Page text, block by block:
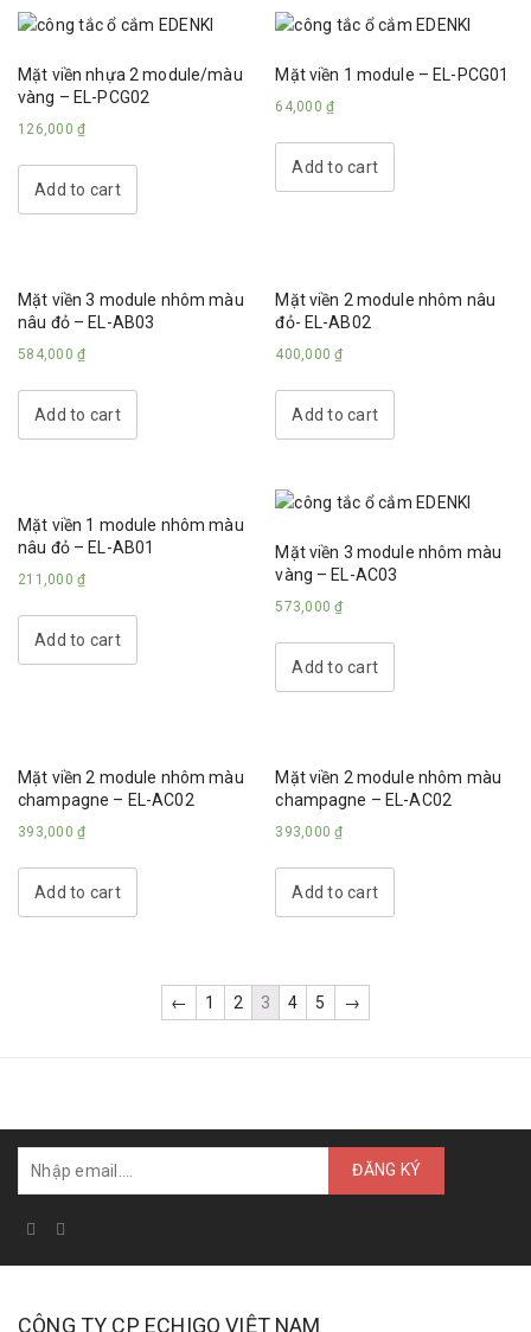
Mặt viền nhựa 2 module/màu
vàng – EL-PCG02
126,000 ₫
Add to cart
Mặt viền 1 module – EL-PCG01
64,000₫
Add to cart
Mặt viền 3 module nhôm màu
nâu đỏ – EL-AB03
584,000 ₫
Add to cart
Mặt viền 2 module nhôm nâu
đỏ- EL-AB02
400,000₫
Add to cart
Mặt viền 1 module nhôm màu
nâu đỏ – EL-AB01
211,000 ₫
Add to cart
Mặt viền 3 module nhôm màu
vàng – EL-AC03
573,000₫
Add to cart
Mặt viền 2 module nhôm màu
champagne – EL-AC02
393,000 ₫
Add to cart
Mặt viền 2 module nhôm màu
champagne – EL-AC02
393,000₫
Add to cart
← 1 2 3 4 5 →
CÔNG TY CP ECHIGO VIỆT NAM